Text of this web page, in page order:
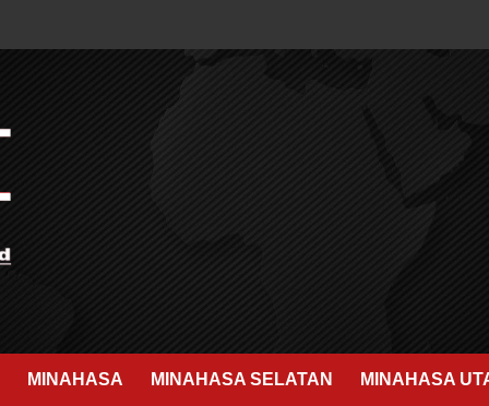
MINAHASA MINAHASA SELATAN MINAHASA